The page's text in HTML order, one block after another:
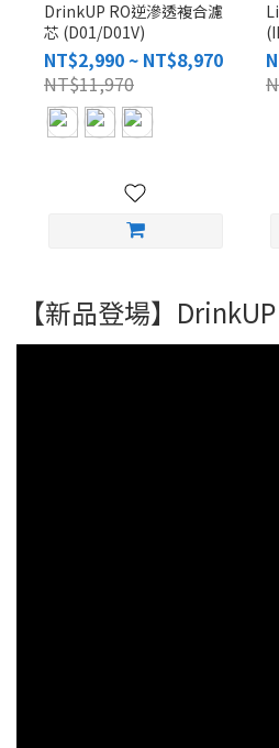
DrinkUP RO逆滲透複合濾
芯 (D01/D01V)
NT$2,990 ~ NT$8,970
NT$11,970
【新品登場】